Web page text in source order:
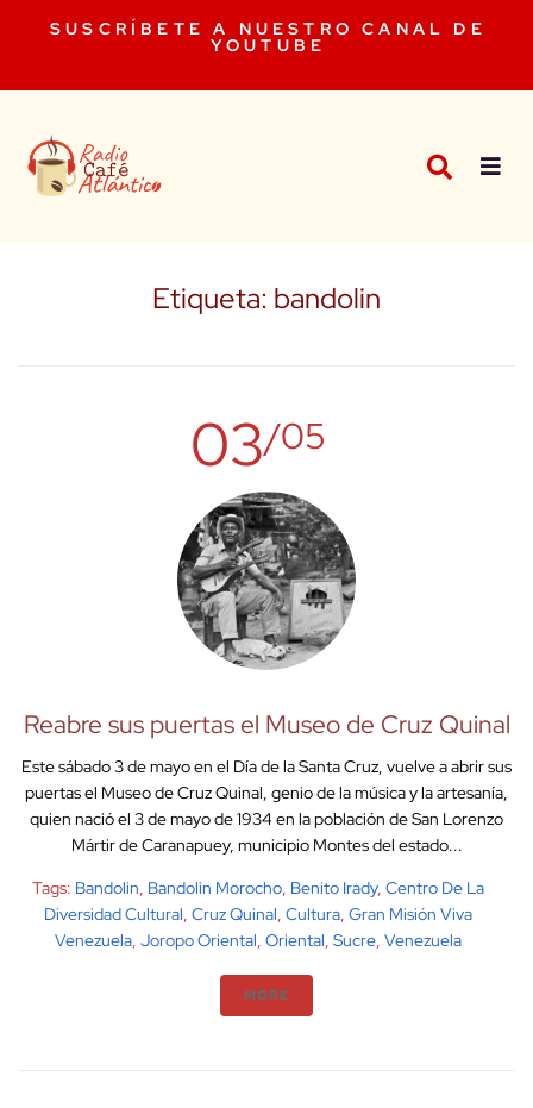
SUSCRÍBETE A NUESTRO CANAL DE
YOUTUBE
Etiqueta: bandolin
03/05
Reabre sus puertas el Museo de Cruz Quinal
Este sábado 3 de mayo en el Día de la Santa Cruz, vuelve a abrir sus
puertas el Museo de Cruz Quinal, genio de la música y la artesanía,
quien nació el 3 de mayo de 1934 en la población de San Lorenzo
Mártir de Caranapuey, municipio Montes del estado...
Tags: Bandolin, Bandolin Morocho, Benito Irady, Centro De La
Diversidad Cultural, Cruz Quinal, Cultura, Gran Misión Viva
Venezuela, Joropo Oriental, Oriental, Sucre, Venezuela
MORE